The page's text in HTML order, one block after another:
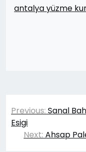
antalya yüzme
Yazı
gezinmesi
Previous: Sanal
Esigi
Next: Ahsap